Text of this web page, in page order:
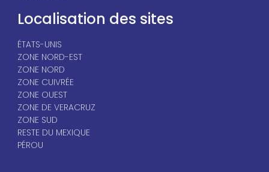
Localisation des sites
ÉTATS-UNIS
ZONE NORD-EST
ZONE NORD
ZONE CUIVRÉE
ZONE OUEST
ZONE DE VERACRUZ
ZONE SUD
RESTE DU MEXIQUE
PÉROU